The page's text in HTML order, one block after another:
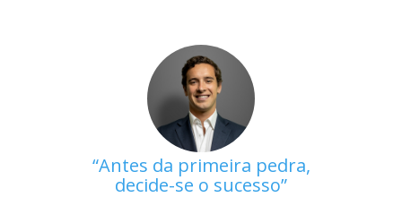
Antes da primeira pedra,
decide-se o sucesso